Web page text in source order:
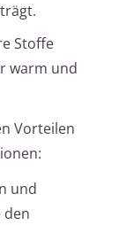
Stoffe
warm und
Vorteilen
und
den